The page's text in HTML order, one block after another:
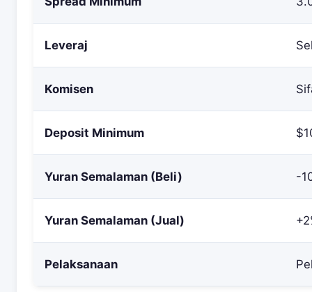
Leveraj
Komisen
Deposit Minimum
Yuran Semalaman (Beli) -
Yuran Semalaman (Jual)
Pelaksanaan